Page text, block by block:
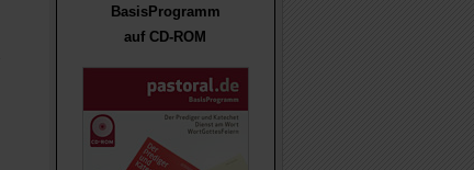
BasisProgramm
auf CD-ROM